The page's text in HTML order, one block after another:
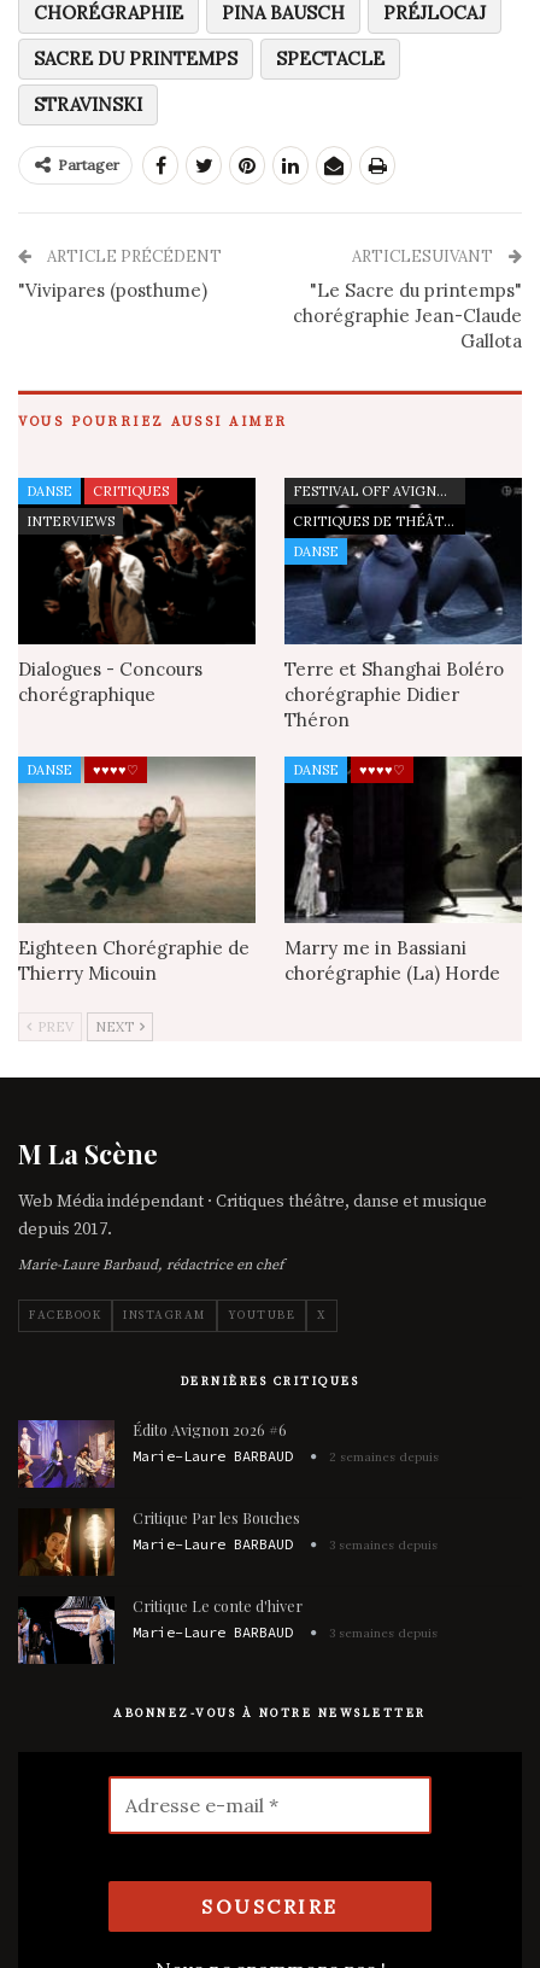
CHORÉGRAPHIE
PINA BAUSCH
PRÉJLOCAJ
SACRE DU PRINTEMPS
SPECTACLE
STRAVINSKI
Partager
ARTICLE PRÉCÉDENT
"Vivipares (posthume)
ARTICLESUIVANT
"Le Sacre du printemps"
chorégraphie Jean-Claude
Gallota
VOUS POURRIEZ AUSSI AIMER
DANSE
CRITIQUES
INTERVIEWS
Dialogues - Concours
chorégraphique
FESTIVAL OFF AVIGNON 21
CRITIQUES DE THÉÂTRE
DANSE
Terre et Shanghai Boléro
chorégraphie Didier
Théron
DANSE ♥♥♥♥♡
Eighteen Chorégraphie de
Thierry Micouin
DANSE ♥♥♥♥♡
Marry me in Bassiani
chorégraphie (La) Horde
PREV NEXT
M La Scène
Web Média indépendant · Critiques théâtre, danse et musique
depuis 2017.
Marie-Laure Barbaud, rédactrice en chef
FACEBOOK INSTAGRAM YOUTUBE X
DERNIÈRES CRITIQUES
Édito Avignon 2026 #6
Marie-Laure BARBAUD 2 semaines depuis
Critique Par les Bouches
Marie-Laure BARBAUD 3 semaines depuis
Critique Le conte d'hiver
Marie-Laure BARBAUD 3 semaines depuis
ABONNEZ-VOUS À NOTRE NEWSLETTER